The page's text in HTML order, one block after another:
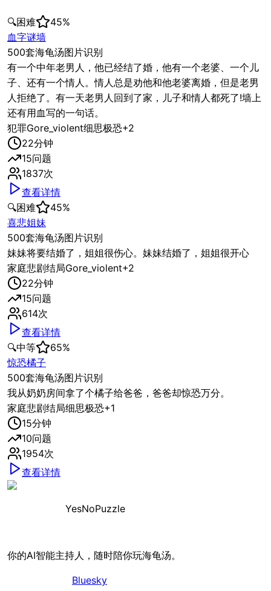
🔍困难 45%
血字谜墙
500套海龟汤图片识别
有一个中年老男人，他已经结了婚，他有一个老婆、一个儿
子、还有一个情人。情人总是劝他和他老婆离婚，但是老男
人拒绝了。有一天老男人回到了家，儿子和情人都死了!墙上
还有用血写的一句话。
犯罪Gore_violent细思极恐+2
22分钟
15问题
1837次
查看详情
🔍困难 45%
喜悲姐妹
500套海龟汤图片识别
妹妹将要结婚了，姐姐很伤心。妹妹结婚了，姐姐很开心
家庭悲剧结局Gore_violent+2
22分钟
15问题
614次
查看详情
🔍中等 65%
惊恐橘子
500套海龟汤图片识别
我从奶奶房间拿了个橘子给爸爸，爸爸却惊恐万分。
家庭悲剧结局细思极恐+1
15分钟
10问题
1954次
查看详情
YesNoPuzzle
你的AI智能主持人，随时陪你玩海龟汤。
Bluesky